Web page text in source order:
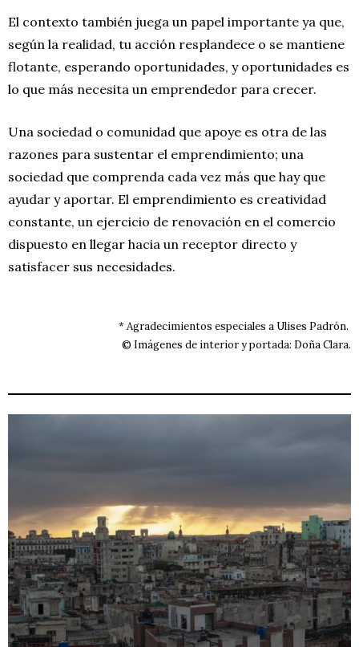
El contexto también juega un papel importante ya que,
según la realidad, tu acción resplandece o se mantiene
flotante, esperando oportunidades, y oportunidades es
lo que más necesita un emprendedor para crecer.
Una sociedad o comunidad que apoye es otra de las
razones para sustentar el emprendimiento; una
sociedad que comprenda cada vez más que hay que
ayudar y aportar. El emprendimiento es creatividad
constante, un ejercicio de renovación en el comercio
dispuesto en llegar hacia un receptor directo y
satisfacer sus necesidades.
* Agradecimientos especiales a Ulises Padrón.
© Imágenes de interior y portada: Doña Clara.